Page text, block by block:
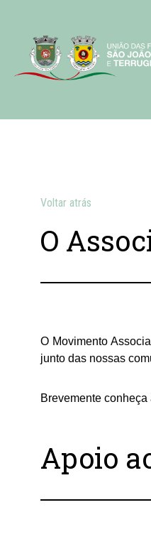
Voltar atrás
O
O Movimento
junto das nossas
Brevemente
Apoio